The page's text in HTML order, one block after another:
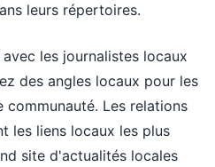
leurs répertoires.
les journalistes locaux
des angles locaux pour les
Les relations
les liens locaux les plus
site d'actualités locales